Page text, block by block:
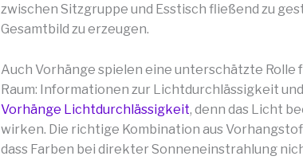
zwischen Sitzgruppe und Esstisch fließend zu
Gesamtbild zu erzeugen.
Auch Vorhänge spielen eine unterschätzte Rolle
Raum: Informationen zur Lichtdurchlässigkeit
Vorhänge Lichtdurchlässigkeit, denn das Licht
wirken. Die richtige Kombination aus
dass Farben bei direkter Sonneneinstrahlung